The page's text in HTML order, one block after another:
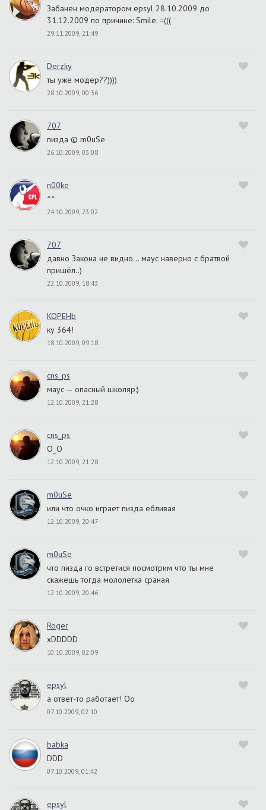
Забанен модератором epsyl 28.10.2009 до
31.12.2009 по причине: Smile. =(((
29.11.2009, 21:49
Derzky
ты уже модер??))))
28.10.2009, 00:36
707
пизда © m0uSe
26.10.2009, 03:08
n00ke
^^
24.10.2009, 23:02
707
давно Закона не видно… маус наверно с братвой
пришёл..)
22.10.2009, 18:43
KOPEHb
ку 364!
18.10.2009, 09:18
cns_ps
маус — опасный школяр:)
12.10.2009, 21:28
cns_ps
О_О
12.10.2009, 21:28
m0uSe
или что очко играет пизда ебливая
12.10.2009, 20:47
m0uSe
что пизда го встретися посмотрим что ты мне
скажешь тогда мололетка сраная
12.10.2009, 20:46
Roger
xDDDDD
10.10.2009, 02:09
epsyl
а ответ-то работает! Оо
07.10.2009, 02:10
babka
DDD
07.10.2009, 01:42
epsyl